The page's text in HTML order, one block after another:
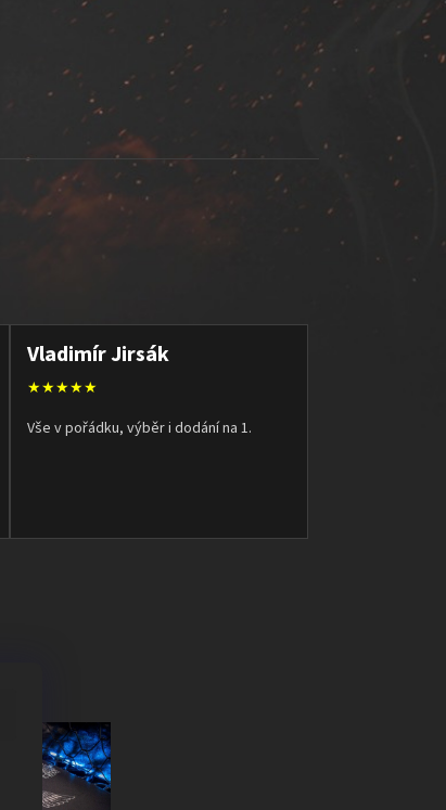
Vladimír Jirsák
★★★★★
Vše v pořádku, výběr i dodání na 1.